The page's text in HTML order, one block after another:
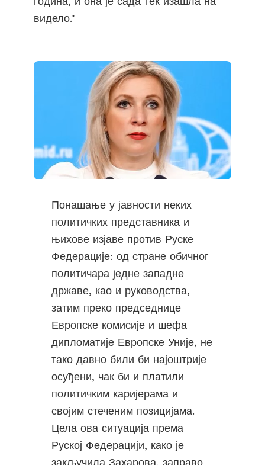
видело."
Понашање у јавности неких
политичких представника и
њихове изјаве против Руске
Федерације: од стране обичног
политичара једне западне
државе, као и руководства,
затим преко председнице
Европске комисије и шефа
дипломатије Европске Уније, не
тако давно били би најоштрије
осуђени, чак би и платили
политичким каријерама и
својим стеченим позицијама.
Цела ова ситуација према
Руској Федерацији, како је
закључила Захарова, заправо